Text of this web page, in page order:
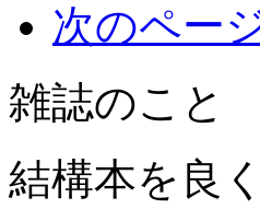
次のペー
雑誌のこと
結構本を良